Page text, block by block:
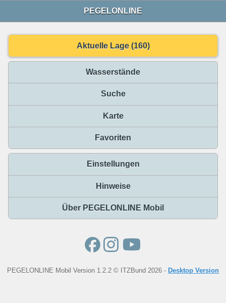
PEGELONLINE
Aktuelle Lage (160)
Wasserstände
Suche
Karte
Favoriten
Einstellungen
Hinweise
Über PEGELONLINE Mobil
PEGELONLINE Mobil Version 1.2.2 © ITZBund 2026 - Desktop Version